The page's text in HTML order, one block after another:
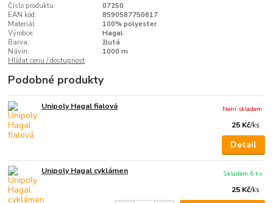
Číslo produktu:
07250
EAN kód:
8590587750617
Materiál:
100% polyester
Výrobce:
Hagal
Barva:
žlutá
Návin:
1000 m
Hlídat cenu / dostupnost
Podobné produkty
Unipoly Hagal fialová
25 Kč/ks
Není skladem
Detail
Unipoly Hagal cyklámen
25 Kč/ks
Skladem 6 ks